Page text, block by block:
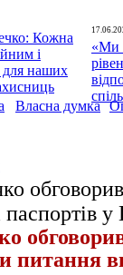
«Ми
Власна думка